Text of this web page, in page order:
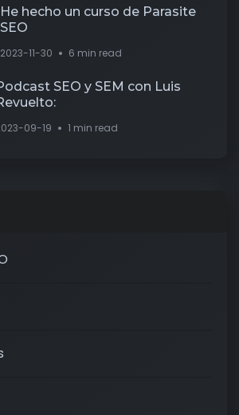
He hecho un curso de Parasite
SEO
2023-11-30 6 min read
SEO y SEM con Luis
09-19 1 min read